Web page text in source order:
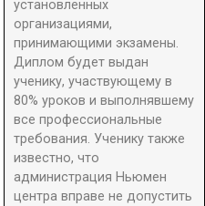
установленных
организациями,
принимающими экзамены.
Диплом будет выдан
ученику, участвующему в
80% уроков и выполнявшему
все профессиональные
требования. Ученику также
известно, что
администрация Ньюмен
центра вправе не допустить